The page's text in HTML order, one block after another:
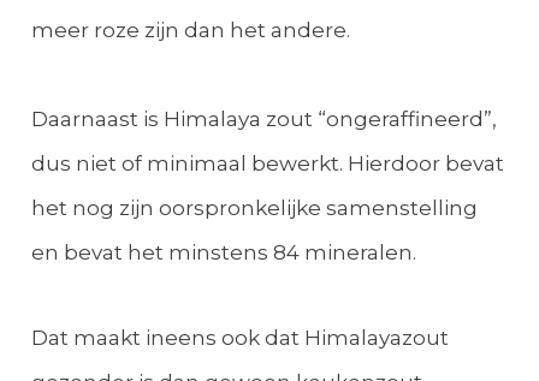
meer roze zijn dan het andere.
Daarnaast is Himalaya zout “ongeraffineerd”,
dus niet of minimaal bewerkt. Hierdoor bevat
het nog zijn oorspronkelijke samenstelling
en bevat het minstens 84 mineralen.
Dat maakt ineens ook dat Himalayazout